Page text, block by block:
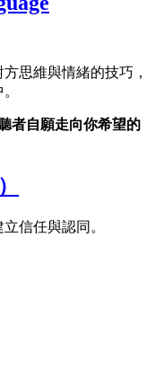
思維與情緒的技巧，
者自願走向你希望的
信任與認同。